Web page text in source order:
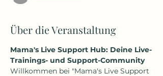
Über die Veranstaltung
Mama's Live Support Hub: Deine Live-
Trainings- und Support-Community
Willkommen bei "Mama's Live Support